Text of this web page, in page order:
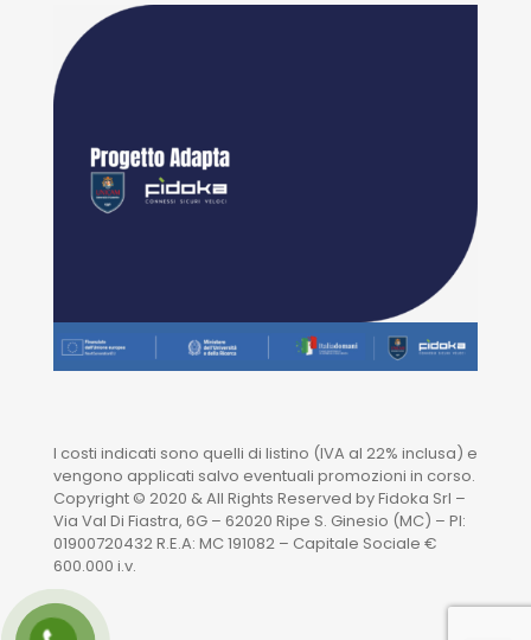
I costi indicati sono quelli di listino (IVA al 22% inclusa) e
vengono applicati salvo eventuali promozioni in corso.
Copyright © 2020 & All Rights Reserved by Fidoka Srl –
Via Val Di Fiastra, 6G – 62020 Ripe S. Ginesio (MC) – PI:
01900720432 R.E.A: MC 191082 – Capitale Sociale €
600.000 i.v.